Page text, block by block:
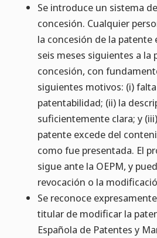
Se introduce un sistema
concesión. Cualquier
la concesión de la patente
seis meses siguientes a la
concesión, con
siguientes motivos: (i)
patentabilidad; (ii) la
suficientemente clara; y
patente excede del
como fue presentada. El
sigue ante la OEPM, y
revocación o la
Se reconoce
titular de modificar la
Española de Patentes y